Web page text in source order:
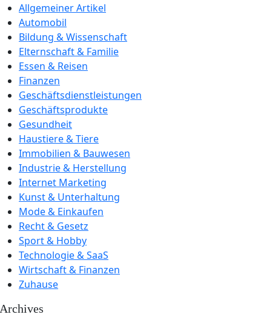
Allgemeiner Artikel
Automobil
Bildung & Wissenschaft
Elternschaft & Familie
Essen & Reisen
Finanzen
Geschäftsdienstleistungen
Geschäftsprodukte
Gesundheit
Haustiere & Tiere
Immobilien & Bauwesen
Industrie & Herstellung
Internet Marketing
Kunst & Unterhaltung
Mode & Einkaufen
Recht & Gesetz
Sport & Hobby
Technologie & SaaS
Wirtschaft & Finanzen
Zuhause
Archives